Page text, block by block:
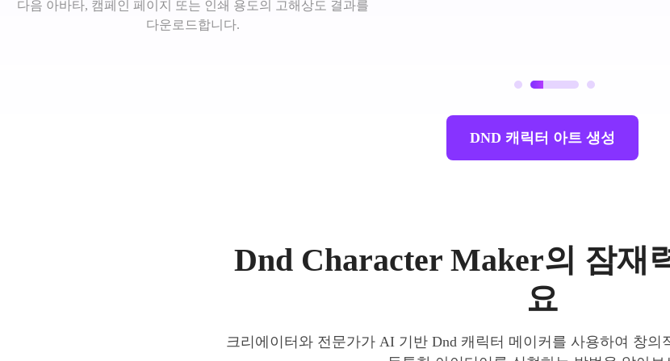
다음 아바타, 캠페인 페이지 또는 인쇄 용도의 고해상도 결과를
다운로드합니다.
DND 캐릭터 아트 생성
Dnd Character Maker의 잠재
요
크리에이터와 전문가가 AI 기반 Dnd 캐릭터 메이커를 사용하여 창의